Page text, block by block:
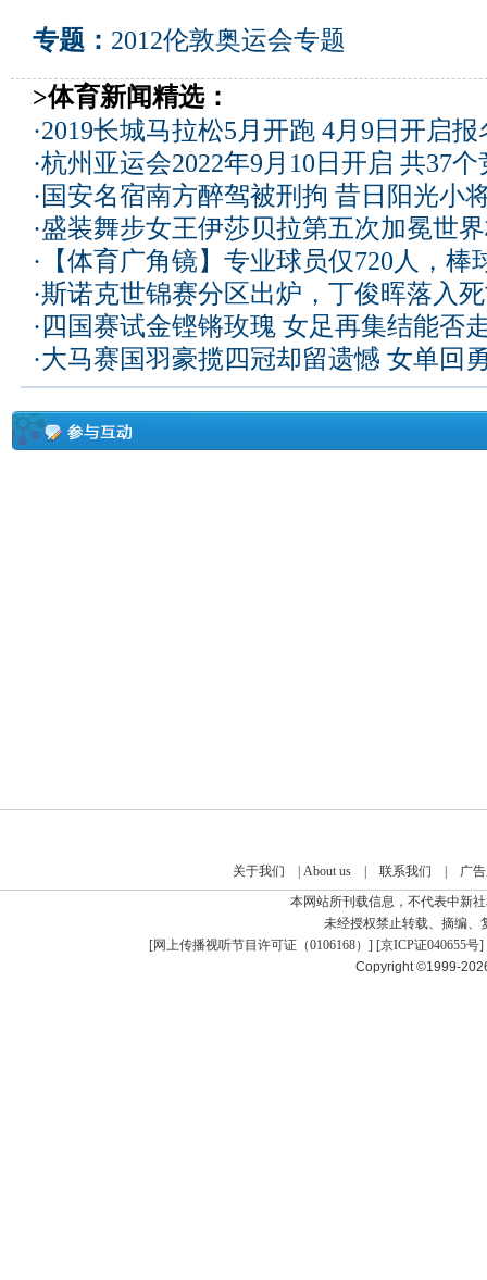
专题： 2012伦敦奥运会专题
>体育新闻精选：
·2019长城马拉松5月开跑 4月9日开启报
·杭州亚运会2022年9月10日开启 共37
· 国安名宿南方醉驾被刑拘 昔日阳光小
·盛装舞步女王伊莎贝拉第五次加冕世
· 【体育广角镜】专业球员仅720人，
·斯诺克世锦赛分区出炉，丁俊晖落入
· 四国赛试金铿锵玫瑰 女足再集结能否
·大马赛国羽豪揽四冠却留遗憾 女单回
关于我们 About us| 联系我们
广
本网站所刊载信息，不代表中新
未经授权禁止转载、摘编、
[网上传播视听节目许可证（0106168） ] [京ICP证040655号]
Copyright ©1999-